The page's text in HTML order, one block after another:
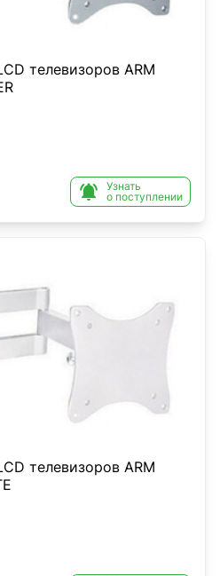
телевизоров ARM

Узнать
о поступлении
телевизоров ARM